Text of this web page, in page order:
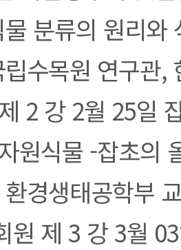
분류의 원리와
수목원 연구관,
2 강 2월 25일
원식물 -잡초의
경생태공학부
원 제 3 강 3월